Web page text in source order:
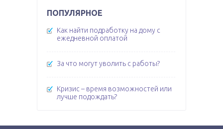
ПОПУЛЯРНОЕ
Как найти подработку на дому с
ежедневной оплатой
За что могут уволить с работы?
Кризис – время возможностей или
лучше подождать?